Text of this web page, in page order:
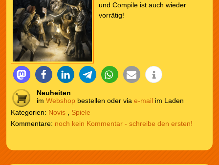
und Compile ist auch wieder
vorrätig!
Neuheiten
im Webshop bestellen oder via e-mail im Laden
Kategorien: Novis, Spiele
noch kein Kommentar - schreibe den ersten!